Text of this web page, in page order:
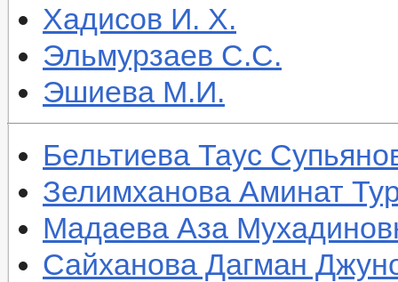
Хадисов И. Х.
Эльмурзаев С.С.
Эшиева М.И.
Бельтиева Таус
Зелимханова Аминат
Мадаева Аза
Сайханова Дагман